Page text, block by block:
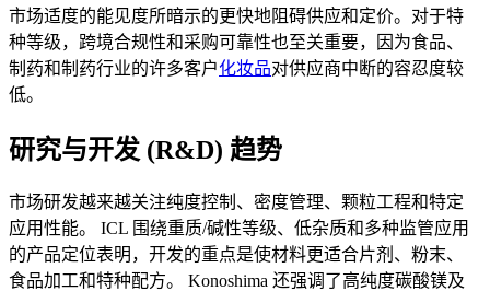
市场适度的能见度所暗示的更快地阻碍供应和定价。对于特
种等级，跨境合规性和采购可靠性也至关重要，因为食品、
制药和制药行业的许多客户化妆品对供应商中断的容忍度较
低。
研究与开发 (R&D) 趋势
市场研发越来越关注纯度控制、密度管理、颗粒工程和特定
应用性能。 ICL 围绕重质/碱性等级、低杂质和多种监管应用
的产品定位表明，开发的重点是使材料更适合片剂、粉末、
食品加工和特种配方。 Konoshima 还强调了高纯度碳酸镁及